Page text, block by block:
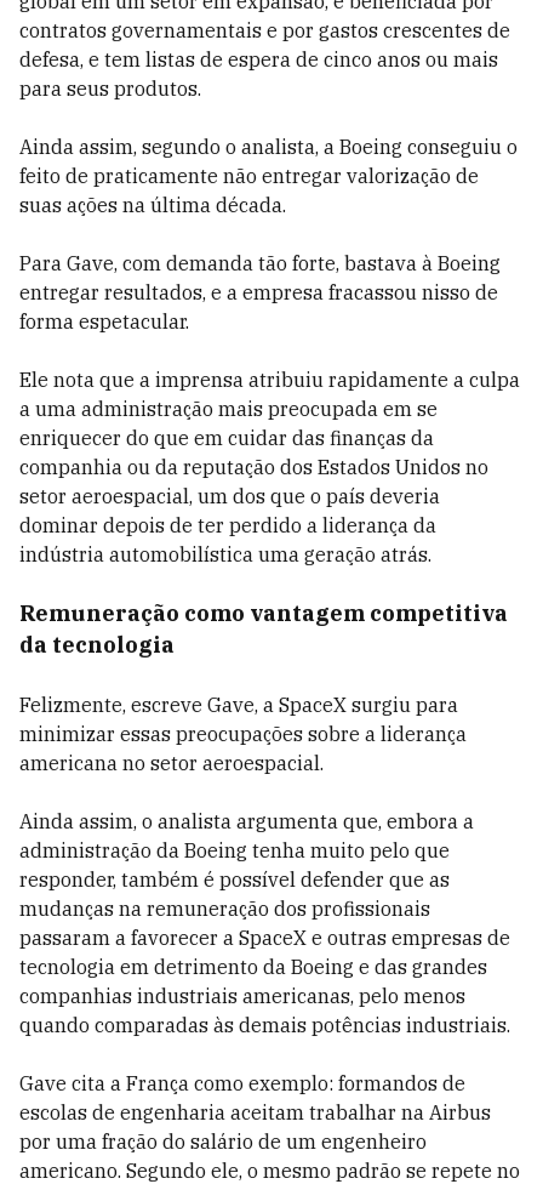
contratos governamentais e por gastos crescentes de
defesa, e tem listas de espera de cinco anos ou mais
para seus produtos.
Ainda assim, segundo o analista, a Boeing conseguiu o
feito de praticamente não entregar valorização de
suas ações na última década.
Para Gave, com demanda tão forte, bastava à Boeing
entregar resultados, e a empresa fracassou nisso de
forma espetacular.
Ele nota que a imprensa atribuiu rapidamente a culpa
a uma administração mais preocupada em se
enriquecer do que em cuidar das finanças da
companhia ou da reputação dos Estados Unidos no
setor aeroespacial, um dos que o país deveria
dominar depois de ter perdido a liderança da
indústria automobilística uma geração atrás.
Remuneração como vantagem competitiva
da tecnologia
Felizmente, escreve Gave, a SpaceX surgiu para
minimizar essas preocupações sobre a liderança
americana no setor aeroespacial.
Ainda assim, o analista argumenta que, embora a
administração da Boeing tenha muito pelo que
responder, também é possível defender que as
mudanças na remuneração dos profissionais
passaram a favorecer a SpaceX e outras empresas de
tecnologia em detrimento da Boeing e das grandes
companhias industriais americanas, pelo menos
quando comparadas às demais potências industriais.
Gave cita a França como exemplo: formandos de
escolas de engenharia aceitam trabalhar na Airbus
por uma fração do salário de um engenheiro
americano. Segundo ele, o mesmo padrão se repete no